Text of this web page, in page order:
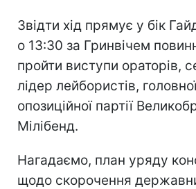
Звідти хід прямує у бік
о 13:30 за Гринвічем
пройти виступи ораторів,
лідер лейбористів,
опозиційної партії
Мілібенд.
Нагадаємо, план уряду
щодо скорочення